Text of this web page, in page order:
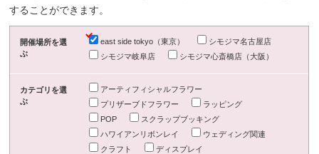
することができます。
開催場所を選
ぶ
east side tokyo（東京）
シモジマ名古屋店
シモジマ岐阜店
シモジマ心斎橋店（大阪）
カテゴリを選
ぶ
アーティフィシャルフラワー
プリザーブドフラワー
ラッピング
POP
スクラップブッキング
ハワイアンリボンレイ
ウェディング関連
クラフト
ディスプレイ